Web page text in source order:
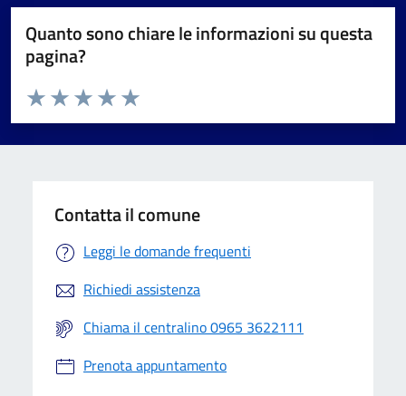
Quanto sono chiare le informazioni su questa
pagina?
Valuta da 1 a 5 stelle la pagina
Valuta 5 stelle su 5
Valuta 4 stelle su 5
Valuta 3 stelle su 5
Valuta 2 stelle su 5
Valuta 1 stelle su 5
Contatta il comune
Leggi le domande frequenti
Richiedi assistenza
Chiama il centralino 0965 3622111
Prenota appuntamento